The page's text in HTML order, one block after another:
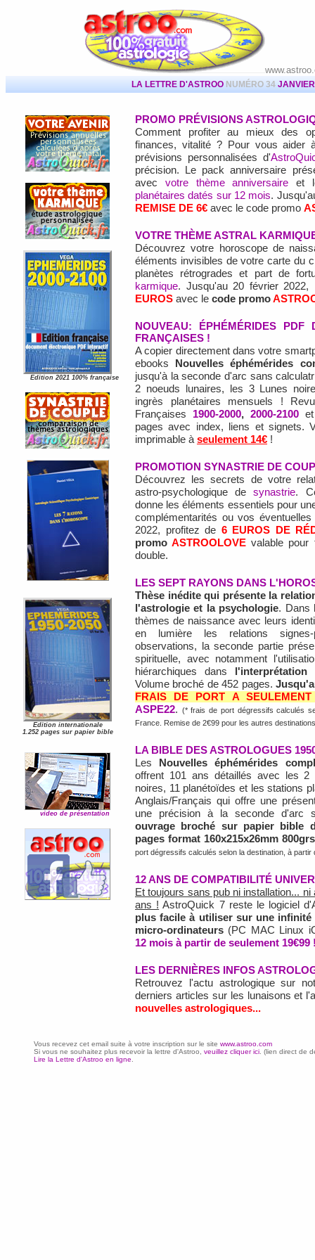
LA LETTRE D'ASTROO NUMÉRO 34
Edition 2021 100% française
Edition internationale
1.252 pages sur papier bible
video de présentation
PROMO PRÉVISIONS
Comment profiter au mieux des
finances, vitalité ? Pour vous aider
prévisions personnalisées d'
précision. Le pack anniversaire
avec votre thème anniversaire et
planétaires datés sur 12 mois.
REMISE DE 6€ avec le code promo
VOTRE THÈME ASTRAL
Découvrez votre horoscope de
éléments invisibles de votre carte du
planètes rétrogrades et part de
karmique. Jusqu'au 20 février
EUROS avec le code promo
NOUVEAU: ÉPHÉMÉRIDES
FRANÇAISES !
A copier directement dans votre
ebooks
Nouvelles éphémérides
jusqu'à la seconde d'arc sans
2 noeuds lunaires, les 3 Lunes
ingrès planétaires mensuels !
Françaises 1900-2000, 2000-2100
pages avec index, liens et signets.
imprimable à seulement 14€ !
PROMOTION SYNASTRIE DE
Découvrez les secrets de votre
astro-psychologique desynastrie.
donne les éléments essentiels pour
complémentarités ou vos
2022, profitez de 6 EUROS DE
promoASTROOLOVE valable pour
double.
LES SEPT RAYONS DANS
Thèse inédite qui présente la
l'astrologie et la psychologie. Dans
thèmes de naissance avec leurs
en lumière les relations signes-
observations, la seconde partie
spirituelle, avec notamment
hiérarchiques dans
Volume broché de 452 pages.
FRAIS DE PORT A SEULEMENT
ASPE22. (* frais de port dégressifs calculés
France. Remise de 2€99 pour les autres
LA BIBLE DES ASTROLOGUES
Les
Nouvelles éphémérides
offrent 101 ans détaillés avec les 2
noires, 11 planétoïdes et les stations
Anglais/Français qui offre une
une précision à la seconde d'arc
ouvrage broché sur papier bible
pages format 160x215x26mm
port dégressifs calculés selon la destination, à partir
12 ANS DE COMPATIBILITÉ
Et toujours sans pub ni installation...
ans ! AstroQuick 7 reste le logiciel
plus facile à utiliser sur une infinité
micro-ordinateurs (PC MAC Linux
12 mois à partir de seulement 19€99
LES DERNIÈRES INFOS
Retrouvez l'actu astrologique sur
derniers articles sur les lunaisons et
nouvelles astrologiques...
Vous recevez cet email suite à votre inscription sur le site www.astroo.com
Si vous ne souhaitez plus recevoir la lettre d'Astroo, veuillez cliquer ici . (lien direct de
Lire la Lettre d'Astroo en ligne